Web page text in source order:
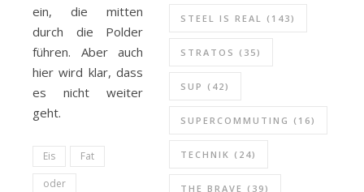
ein, die mitten
durch die Polder
führen. Aber auch
hier wird klar, dass
es nicht weiter
geht.
Eis
Fat
oder
STEEL IS REAL (143)
STRATOS (35)
SUP (42)
SUPERCOMMUTING (16)
TECHNIK (24)
THE BRAVE (39)